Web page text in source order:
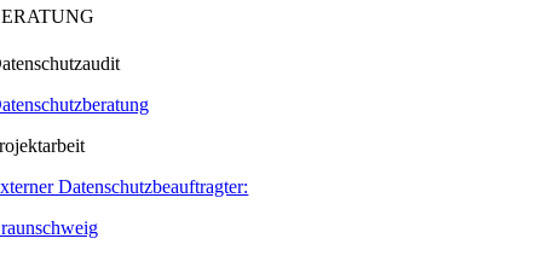
Datenschutzbeauftragter: